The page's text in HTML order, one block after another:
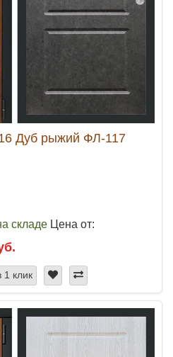
Дуб рыжий ФЛ-117
складе Цена от:
1 клик